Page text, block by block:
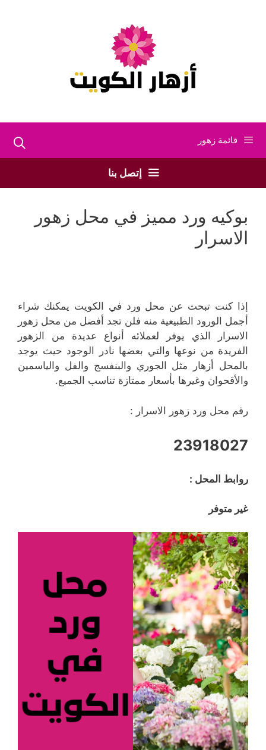
قائمة زهور
إتصل بنا
بوكيه ورد مميز في محل زهور
الاسرار
إذا كنت تبحث عن محل ورد في الكويت يمكنك شراء
أجمل الورود الطبيعية منه فلن تجد أفضل من محل زهور
الاسرار الذي يوفر لعملائه أنواع عديدة من الزهور
الفريدة من نوعها والتي بعضها نادر الوجود حيث يوجد
بالمحل أزهار مثل الجوري والبنفسج والفل والياسمين
والأقحوان وغيرها بأسعار ممتازة تناسب الجميع.
رقم محل ورد زهور الاسرار :
23918027
روابط المحل :
غير متوفر